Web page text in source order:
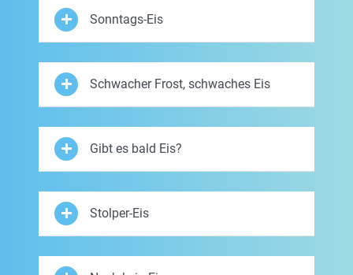
Sonntags-Eis
Schwacher Frost, schwaches Eis
Gibt es bald Eis?
Stolper-Eis